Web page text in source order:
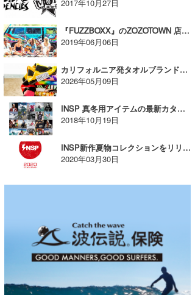
2017年10月27日
『FUZZBOXX』のZOZOTOWN 店がオープン【AD】
2019年06月06日
カリフォルニア発タオルブランド「LEUS」2026SS新作登場【AD】
2026年05月09日
INSP 真冬用アイテムの最新カタログをプレゼント！【AD】
2018年10月19日
INSP新作夏物コレクションをリリース！！！【AD】
2020年03月30日